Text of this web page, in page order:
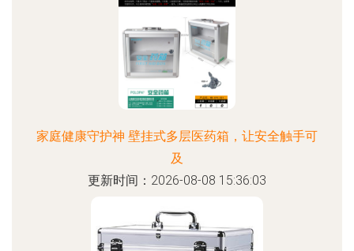
家庭健康守护神 壁挂式多层医药箱，让安全触手可
及
更新时间：2026-08-08 15:36:03